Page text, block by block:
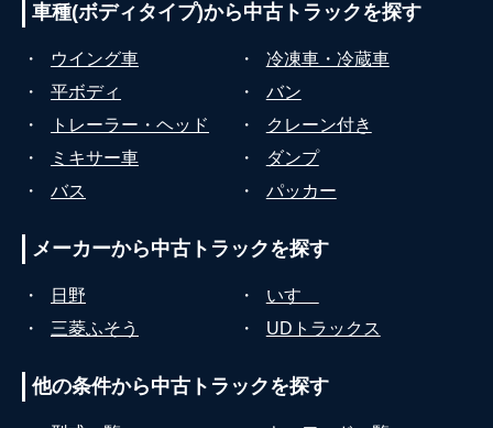
車種(ボディタイプ)から中古トラックを探す
・ ウイング車 ・
冷凍車・冷蔵車
・
平ボディ ・
バン
・
トレーラー・ヘッド ・
クレーン付き
・
ミキサー車 ・
ダンプ
・
バス ・ パッカー
メーカーから中古トラックを探す
・ 日野 ・
いすゞ
・
三菱ふそう ・ UDトラックス
他の条件から中古トラックを探す